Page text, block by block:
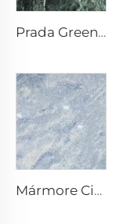
Prada Green Verde Pedra Natural Mármor com Veios e Padrão Brancos
Mármore Cinza Branco Cristal Azul em Pedra Natural com Textura Cinza-Azulada e Brilhantes Pontos Luminosos